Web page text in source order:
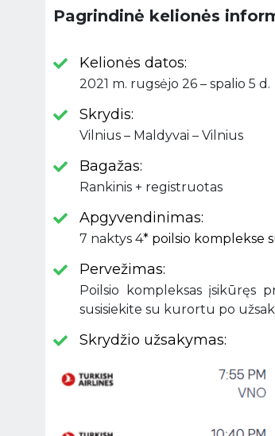
Pagrindinė kelionės
Kelionės datos:
2021 m. rugsėjo 26 – spalio 5 d.
Skrydis:
Vilnius – Maldyvai – Vilnius
Bagažas:
Rankinis + registruotas
Apgyvendinimas:
7 naktys 4* poilsio komplekse
Pervežimas:
Poilsio kompleksas įsikūręs
susisiekite su kurortu po
Skrydžio užsakymas: